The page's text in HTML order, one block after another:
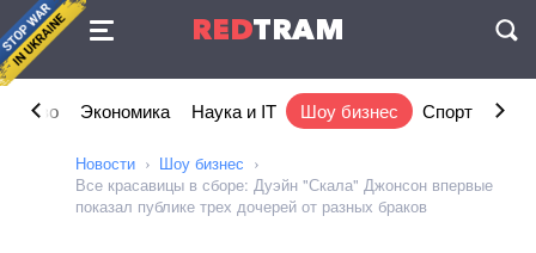
REDTRAM
Соглашение
Экономика Наука и IT Шоу бизнес Спорт
Новости
Шоу бизнес
Все красавицы в сборе: Дуэйн "Скала" Джонсон впервые
показал публике трех дочерей от разных браков